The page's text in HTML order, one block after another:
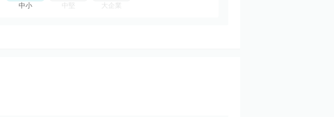
中小 中堅 大企業